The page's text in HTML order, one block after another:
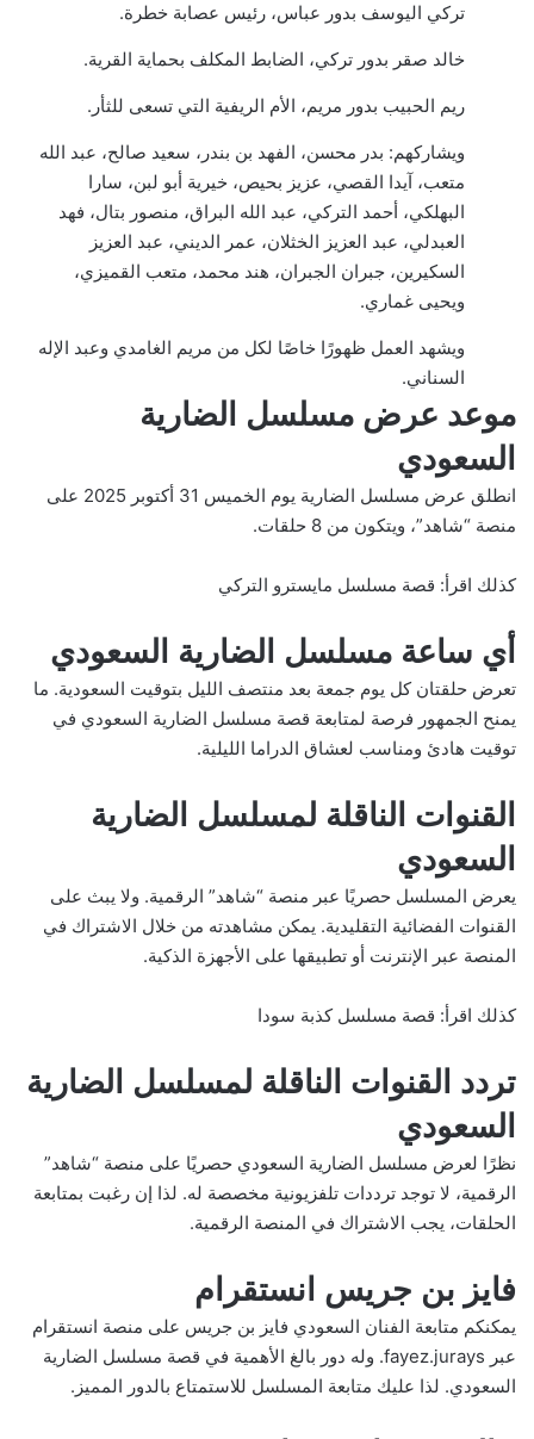
تركي اليوسف بدور عباس، رئيس عصابة خطرة.
خالد صقر بدور تركي، الضابط المكلف بحماية القرية.
ريم الحبيب بدور مريم، الأم الريفية التي تسعى للثأر.
ويشاركهم: بدر محسن، الفهد بن بندر، سعيد صالح، عبد الله
متعب، آيدا القصي، عزيز بحيص، خيرية أبو لبن، سارا
البهلكي، أحمد التركي، عبد الله البراق، منصور بتال، فهد
العبدلي، عبد العزيز الخثلان، عمر الديني، عبد العزيز
السكيرين، جبران الجبران، هند محمد، متعب القميزي،
ويحيى غماري.
ويشهد العمل ظهورًا خاصًا لكل من مريم الغامدي وعبد الإله
السناني.
موعد عرض مسلسل الضارية
السعودي
انطلق عرض مسلسل الضارية يوم الخميس 31 أكتوبر 2025 على
منصة “شاهد”، ويتكون من 8 حلقات.
كذلك اقرأ: قصة مسلسل مايسترو التركي
أي ساعة مسلسل الضارية السعودي
تعرض حلقتان كل يوم جمعة بعد منتصف الليل بتوقيت السعودية. ما
يمنح الجمهور فرصة لمتابعة قصة مسلسل الضارية السعودي في
توقيت هادئ ومناسب لعشاق الدراما الليلية.
القنوات الناقلة لمسلسل الضارية
السعودي
يعرض المسلسل حصريًا عبر منصة “شاهد” الرقمية. ولا يبث على
القنوات الفضائية التقليدية. يمكن مشاهدته من خلال الاشتراك في
المنصة عبر الإنترنت أو تطبيقها على الأجهزة الذكية.
كذلك اقرأ: قصة مسلسل كذبة سودا
تردد القنوات الناقلة لمسلسل الضارية
السعودي
نظرًا لعرض مسلسل الضارية السعودي حصريًا على منصة “شاهد”
الرقمية، لا توجد ترددات تلفزيونية مخصصة له. لذا إن رغبت بمتابعة
الحلقات، يجب الاشتراك في المنصة الرقمية.
فايز بن جريس انستقرام
يمكنكم متابعة الفنان السعودي فايز بن جريس على منصة انستقرام
عبر fayez.jurays. وله دور بالغ الأهمية في قصة مسلسل الضارية
السعودي. لذا عليك متابعة المسلسل للاستمتاع بالدور المميز.